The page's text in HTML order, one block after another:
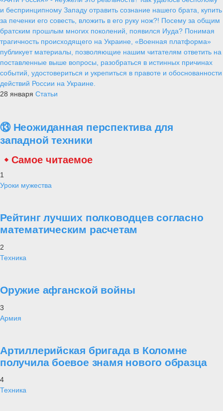
и беспринципному Западу отравить сознание нашего брата, купить
за печенки его совесть, вложить в его руку нож?! Посему за общим
братским прошлым многих поколений, появился Иуда? Понимая
трагичность происходящего на Украине, «Военная платформа»
публикует материалы, позволяющие нашим читателям ответить на
поставленные выше вопросы, разобраться в истинных причинах
событий, удостовериться и укрепиться в правоте и обоснованности
действий России на Украине.
28 января Статьи
⑬ Неожиданная перспектива для
западной техники
Самое читаемое
1
Уроки мужества
Рейтинг лучших полководцев согласно
математическим расчетам
2
Техника
Оружие афганской войны
3
Армия
Артиллерийская бригада в Коломне
получила боевое знамя нового образца
4
Техника